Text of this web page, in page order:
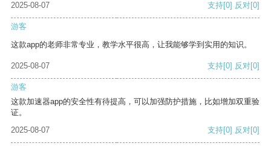
2025-08-07
支持[0] 反对[0]
游客
这款app的老师非常专业，教学水平很高，让我能够学到实用的知识。
2025-08-07 支持[0] 反对[0]
游客
这款加速器app的安全性有待提高，可以加强防护措施，比如增加双重验
证。
2025-08-07
支持[0] 反对[0]